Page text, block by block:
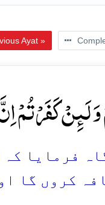
Ayat »
کَفَرۡتُمۡ
فرمایا
کروں گا